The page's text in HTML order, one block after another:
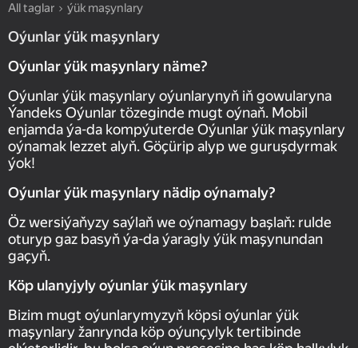
All taglar ýük maşynlary
Oýunlar ýük maşynlary
Oýunlar ýük maşynlary näme?
Oýunlar ýük maşynlary oýunlarynyň iň gowularyna
Ýandeks Oýunlar tözeginde mugt oýnaň. Mobil
enjamda ýa-da kompýuterde Oýunlar ýük maşynlary
oýnamak lezzet alyň. Göçürip alyp we guruşdyrmak
ýok!
Oýunlar ýük maşynlary nädip oýnamaly?
Öz wersiýaňyzy saýlaň we oýnamagy başlaň: rulde
oturyp gaz basyň ýa-da ýaragly ýük maşynundan
gaçyň.
Köp ulanyjyly oýunlar ýük maşynlary
Bizim mugt oýunlarymyzyň köpsi oýunlar ýük
maşynlary žanrynda köp oýunçylyk tertibinde